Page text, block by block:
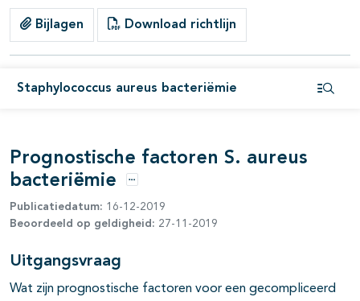
Bijlagen Download richtlijn
Staphylococcus aureus bacteriëmie
open- en dichtklappen
Prognostische factoren S. aureus
bacteriëmie
Opties
Publicatiedatum: 16-12-2019
Beoordeeld op geldigheid: 27-11-2019
Uitgangsvraag
Wat zijn prognostische factoren voor een gecompliceerd